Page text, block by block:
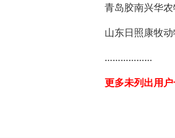
青岛胶南兴华
山东日照康牧
………………
更多未列出用